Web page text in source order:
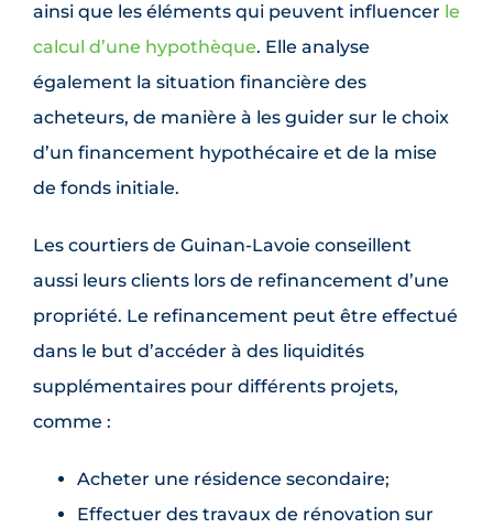
ainsi que les éléments qui peuvent influencer le
calcul d’une hypothèque. Elle analyse
également la situation financière des
acheteurs, de manière à les guider sur le choix
d’un financement hypothécaire et de la mise
de fonds initiale.
Les courtiers de Guinan-Lavoie conseillent
aussi leurs clients lors de refinancement d’une
propriété. Le refinancement peut être effectué
dans le but d’accéder à des liquidités
supplémentaires pour différents projets,
comme :
Acheter une résidence secondaire;
Effectuer des travaux de rénovation sur